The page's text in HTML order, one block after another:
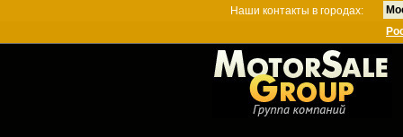
Наши контакты в городах: